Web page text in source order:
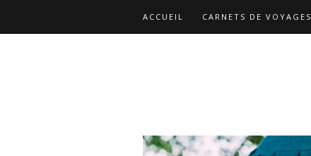
ACCUEIL CARNETS DE VOYAGES